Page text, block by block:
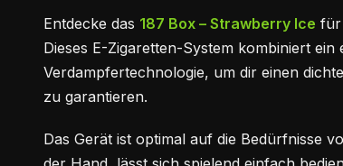
Entdecke das 187 Box – Strawberry Ice für
Dieses E-Zigaretten-System kombiniert
Verdampfertechnologie, um dir einen
zu garantieren.
Das Gerät ist optimal auf die Bedürfnisse